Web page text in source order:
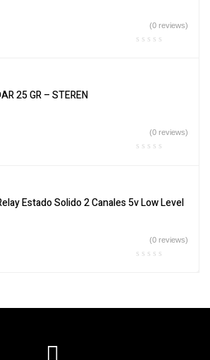
(0 reviews)
25 GR – STEREN
(0 reviews)
Estado Solido 2 Canales 5v Low Level
(0 reviews)